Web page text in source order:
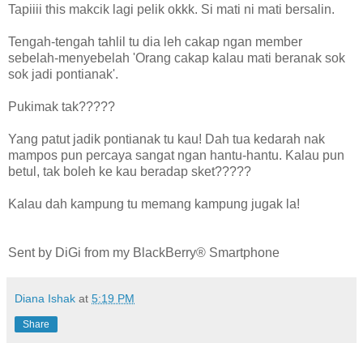
Tapiiii this makcik lagi pelik okkk. Si mati ni mati bersalin.
Tengah-tengah tahlil tu dia leh cakap ngan member
sebelah-menyebelah 'Orang cakap kalau mati beranak sok
sok jadi pontianak'.
Pukimak tak?????
Yang patut jadik pontianak tu kau! Dah tua kedarah nak
mampos pun percaya sangat ngan hantu-hantu. Kalau pun
betul, tak boleh ke kau beradap sket?????
Kalau dah kampung tu memang kampung jugak la!
Sent by DiGi from my BlackBerry® Smartphone
Diana Ishak at 5:19 PM
Share